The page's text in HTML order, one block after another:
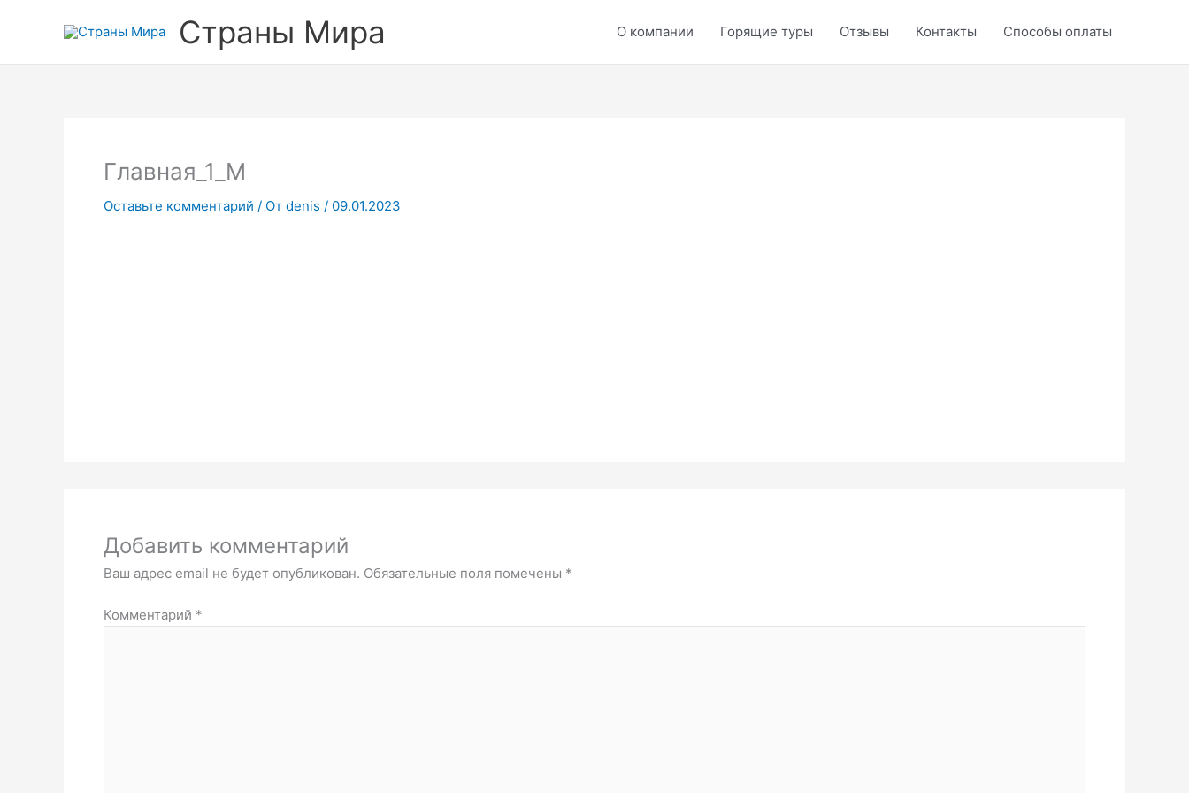
Страны Мира О компании Горящие туры Отзывы Контакты Способы оплаты
Главная_1_М
Оставьте комментарий / От denis / 09.01.2023
Добавить комментарий
Ваш адрес email не будет опубликован. Обязательные поля помечены *
Комментарий *